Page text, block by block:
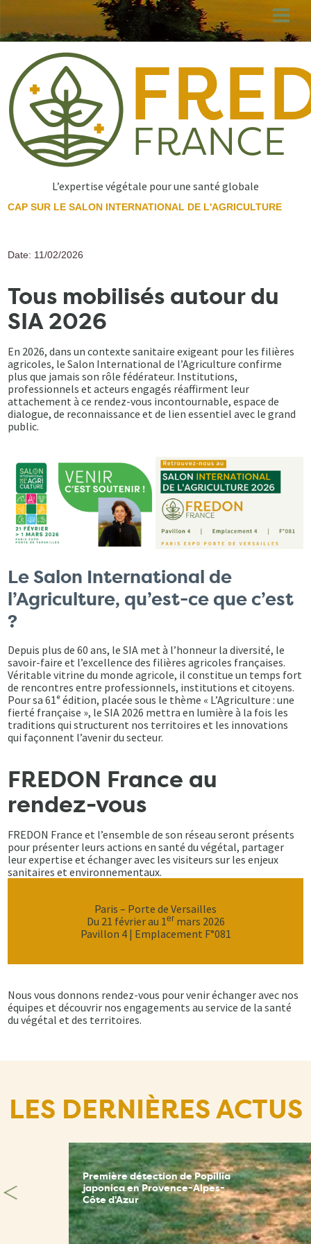
au
principal
L’expertise végétale pour une santé globale
CAP SUR LE SALON INTERNATIONAL DE L'AGRICULTURE
Date: 11/02/2026
Tous mobilisés autour du
SIA 2026
En 2026, dans un contexte sanitaire exigeant pour les filières
agricoles, le Salon International de l’Agriculture confirme
plus que jamais son rôle fédérateur. Institutions,
professionnels et acteurs engagés réaffirment leur
attachement à ce rendez-vous incontournable, espace de
dialogue, de reconnaissance et de lien essentiel avec le grand
public.
Le Salon International de
l’Agriculture, qu’est-ce que c’est
?
Depuis plus de 60 ans, le SIA met à l’honneur la diversité, le
savoir-faire et l’excellence des filières agricoles françaises.
Véritable vitrine du monde agricole, il constitue un temps fort
de rencontres entre professionnels, institutions et citoyens.
Pour sa 61ᵉ édition, placée sous le thème « L’Agriculture : une
fierté française », le SIA 2026 mettra en lumière à la fois les
traditions qui structurent nos territoires et les innovations
qui façonnent l’avenir du secteur.
FREDON France au
rendez-vous
FREDON France et l’ensemble de son réseau seront présents
pour présenter leurs actions en santé du végétal, partager
leur expertise et échanger avec les visiteurs sur les enjeux
sanitaires et environnementaux.
Paris – Porte de Versailles
Du 21 février au 1ermars 2026
Pavillon 4 | Emplacement F°081
Nous vous donnons rendez-vous pour venir échanger avec nos
équipes et découvrir nos engagements au service de la santé
du végétal et des territoires.
LES DERNIÈRES ACTUS
Première détection de Popillia
japonica en Provence-Alpes-
Côte d'Azur